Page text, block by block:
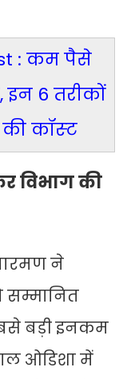
: कम पैसे
6 तरीकों
कॉस्‍ट
विभाग की
ने
बड़ी इनकम
ओडिशा में